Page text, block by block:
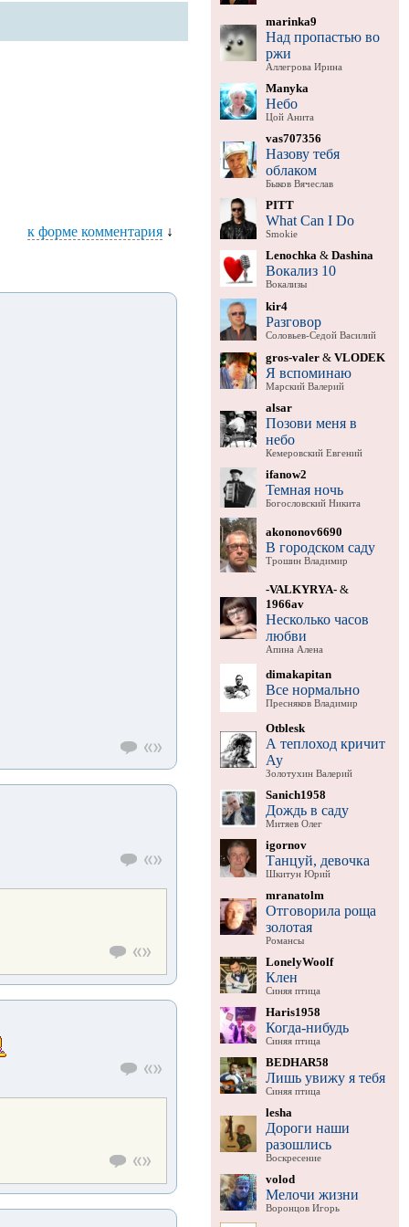
к форме комментария ↓
marinka9
Над пропастью во
ржи
Аллегрова Ирина
Manyka
Небо
Цой Анита
vas707356
Назову тебя
облаком
Быков Вячеслав
PITT
What Can I Do
Smokie
Lenochka & Dashina
Вокализ 10
Вокализы
kir4
Разговор
Соловьев-Седой Василий
gros-valer& VLODEK
Я вспоминаю
Марский Валерий
alsar
Позови меня в
небо
Кемеровский Евгений
ifanow2
Темная ночь
Богословский Никита
akononov6690
В городском саду
Трошин Владимир
-VALKYRYA-&
1966av
Несколько часов
любви
Апина Алена
dimakapitan
Все нормально
Пресняков Владимир
Otblesk
А теплоход кричит
Ау
Золотухин Валерий
Sanich1958
Дождь в саду
Митяев Олег
igornov
Танцуй, девочка
Шкитун Юрий
mranatolm
Отговорила роща
золотая
Романсы
LonelyWoolf
Клен
Синяя птица
Haris1958
Когда-нибудь
Синяя птица
BEDHAR58
Лишь увижу я тебя
Синяя птица
lesha
Дороги наши
разошлись
Воскресение
volod
Мелочи жизни
Воронцов Игорь